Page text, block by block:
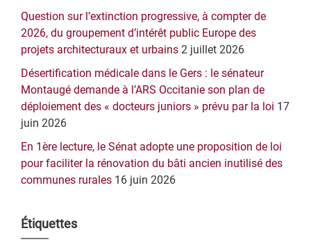
Question sur l’extinction progressive, à compter de
2026, du groupement d’intérêt public Europe des
projets architecturaux et urbains 2 juillet 2026
Désertification médicale dans le Gers : le sénateur
Montaugé demande à l’ARS Occitanie son plan de
déploiement des « docteurs juniors » prévu par la loi 17
juin 2026
En 1ère lecture, le Sénat adopte une proposition de loi
pour faciliter la rénovation du bâti ancien inutilisé des
communes rurales 16 juin 2026
Étiquettes